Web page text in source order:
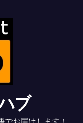
ブ